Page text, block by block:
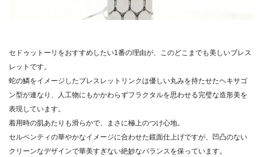
セドゥットーリをおすすめしたい1番の理由が、このどこまでも美しいブレス
レットです。
蛇の鱗をイメージしたブレスレットリンクは優しい丸みを持たせたヘキサゴ
ン型が連なり、人工物にもかかわらずフラクタルを思わせる完璧な造形美を
表現しています。
着用時の肌あたりも滑らかで、まさに極上のつけ心地。
セルペンティの華やかなイメージに合わせた鏡面仕上げですが、凹凸のない
クリーンなデザインで華美すぎない絶妙なバランスを保っています。